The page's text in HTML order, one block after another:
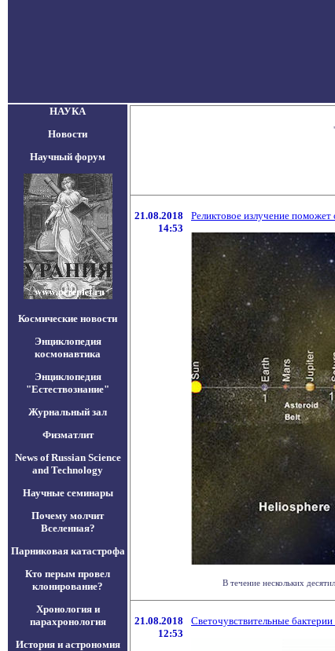
НАУКА
Новости
Научный форум
Космические новости
Энциклопедия
космонавтика
Энциклопедия
"Естествознание"
Журнальный зал
Физматлит
News of Russian Science
and Technology
Научные семинары
Почему молчит
Вселенная?
Парниковая катастрофа
Кто перым провел
клонирование?
Хронология и
парахронология
История и астрономия
21.08.2018
14:53
Реликтовое излучение
В течение нескольких
21.08.2018
12:53
Светочувствительные